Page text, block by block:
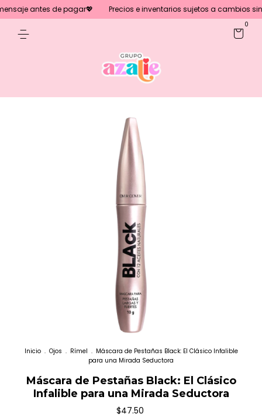
antes de pagar💖 Precios e inventarios sujetos a cambios sin
0
Inicio . Ojos . Rímel . Máscara de Pestañas Black: El Clásico Infalible
para una Mirada Seductora
Máscara de Pestañas Black: El Clásico
Infalible para una Mirada Seductora
$47.50